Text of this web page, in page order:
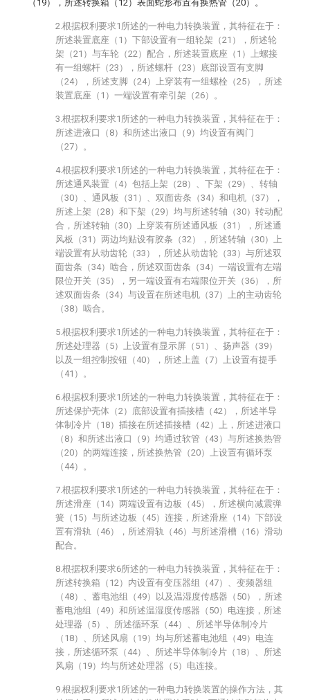
（19），所述转换箱（12）表面蛇形布置有换热管（20）。
2.根据权利要求1所述的一种电力转换装置，其特征在于：
所述装置底座（1）下部设置有一组轮架（21），所述轮
架（21）与车轮（22）配合，所述装置底座（1）上螺接
有一组螺杆（23），所述螺杆（23）底部设置有支脚
（24），所述支脚（24）上穿装有一组螺栓（25），所述
装置底座（1）一端设置有牵引架（26）。
3.根据权利要求1所述的一种电力转换装置，其特征在于：
所述进液口（8）和所述出液口（9）均设置有阀门
（27）。
4.根据权利要求1所述的一种电力转换装置，其特征在于：
所述通风装置（4）包括上架（28）、下架（29）、转轴
（30）、通风板（31）、双面齿条（34）和电机（37），
所述上架（28）和下架（29）均与所述转轴（30）转动配
合，所述转轴（30）上穿装有所述通风板（31），所述通
风板（31）两边均贴设有胶条（32），所述转轴（30）上
端设置有从动齿轮（33），所述从动齿轮（33）与所述双
面齿条（34）啮合，所述双面齿条（34）一端设置有左端
限位开关（35），另一端设置有右端限位开关（36），所
述双面齿条（34）与设置在所述电机（37）上的主动齿轮
（38）啮合。
5.根据权利要求1所述的一种电力转换装置，其特征在于：
所述处理器（5）上设置有显示屏（51）、扬声器（39）
以及一组控制按钮（40），所述上盖（7）上设置有提手
（41）。
6.根据权利要求1所述的一种电力转换装置，其特征在于：
所述保护壳体（2）底部设置有插接槽（42），所述半导
体制冷片（18）插接在所述插接槽（42）上，所述进液口
（8）和所述出液口（9）均通过软管（43）与所述换热管
（20）的两端连接，所述换热管（20）上设置有循环泵
（44）。
7.根据权利要求1所述的一种电力转换装置，其特征在于：
所述滑座（14）两端设置有边板（45），所述横向减震弹
簧（15）与所述边板（45）连接，所述滑座（14）下部设
置有滑轨（46），所述滑轨（46）与所述滑槽（16）滑动
配合。
8.根据权利要求6所述的一种电力转换装置，其特征在于：
所述转换箱（12）内设置有变压器组（47）、变频器组
（48）、蓄电池组（49）以及温湿度传感器（50），所述
蓄电池组（49）和所述温湿度传感器（50）电连接，所述
处理器（5）、所述循环泵（44）、所述半导体制冷片
（18）、所述风扇（19）均与所述蓄电池组（49）电连
接，所述循环泵（44）、所述半导体制冷片（18）、所述
风扇（19）均与所述处理器（5）电连接。
9.根据权利要求1所述的一种电力转换装置的操作方法，其